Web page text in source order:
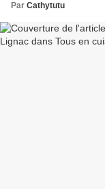
Par Cathytutu